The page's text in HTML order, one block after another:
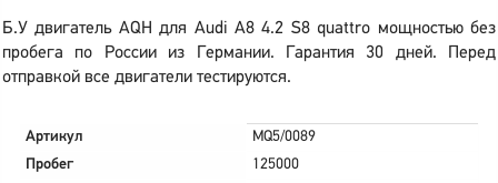
Б.У двигатель AQH для Audi A8 4.2 S8 quattro мощностью без
пробега по России из Германии. Гарантия 30 дней. Перед
отправкой все двигатели тестируются.
Артикул
MQ5/0089
Пробег
125000